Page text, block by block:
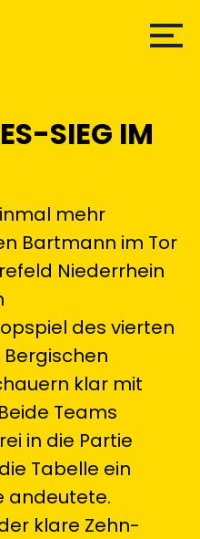
SIEG IM
mehr
Bartmann im Tor
Niederrhein
des vierten
klar mit
Teams
in die Partie
Tabelle ein
andeutete.
klare Zehn-